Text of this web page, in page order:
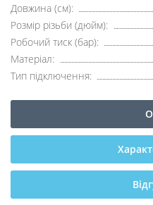
Довжина (см):
Розмір різьби (дюйм):
Робочий тиск (бар):
Матеріал:
Тип підключення: